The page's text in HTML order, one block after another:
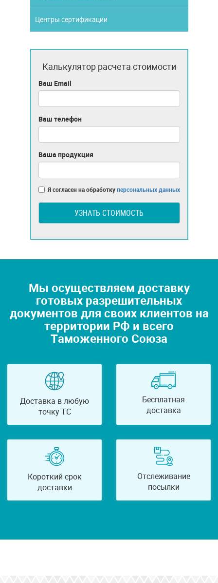
Центры сертификации
Калькулятор расчета стоимости
Ваш Email
Ваш телефон
Ваша продукция
Я согласен на обработкуперсональных данных
УЗНАТЬ СТОИМОСТЬ
Мы осуществляем доставку
готовых разрешительных
документов для своих клиентов на
территории РФ и всего
Таможенного Союза
Доставка в любую
точку ТС
Бесплатная
доставка
Короткий срок
доставки
Отслеживание
посылки